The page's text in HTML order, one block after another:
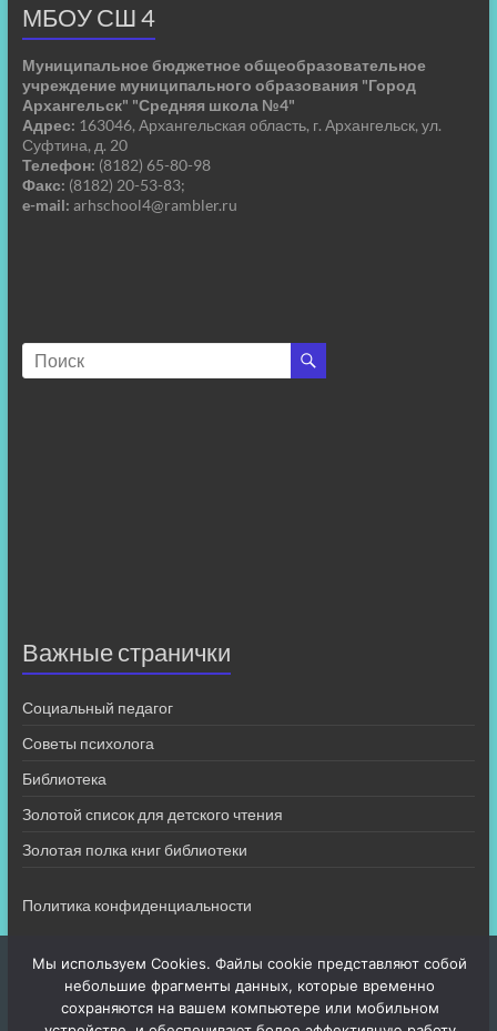
МБОУ СШ 4
Муниципальное бюджетное общеобразовательное
учреждение муниципального образования "Город
Архангельск" "Средняя школа №4"
Адрес: 163046, Архангельская область, г. Архангельск, ул.
Суфтина, д. 20
Телефон: (8182) 65-80-98
Факс: (8182) 20-53-83;
e-mail: arhschool4@rambler.ru
Важные странички
Социальный педагог
Советы психолога
Библиотека
Золотой список для детского чтения
Золотая полка книг библиотеки
Политика конфиденциальности
Мы используем Cookies. Файлы cookie представляют собой
небольшие фрагменты данных, которые временно
сохраняются на вашем компьютере или мобильном